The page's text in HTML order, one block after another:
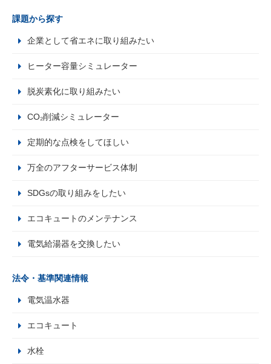
課題から探す
企業として省エネに取り組みたい
ヒーター容量シミュレーター
脱炭素化に取り組みたい
CO₂削減シミュレーター
定期的な点検をしてほしい
万全のアフターサービス体制
SDGsの取り組みをしたい
エコキュートのメンテナンス
電気給湯器を交換したい
法令・基準関連情報
電気温水器
エコキュート
水栓